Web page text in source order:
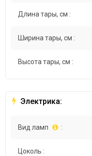
Длина тары, см :
Ширина тары, см :
Высота тары, см :
Электрика:
Вид ламп :
Цоколь :